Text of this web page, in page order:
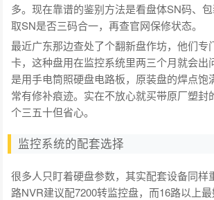
多。现在靠谱的鉴别方法是看盘体SN码、
取SN是否三码合一，再查官网保修状态。
最近广东那边查处了个翻新盘作坊，他们专
卡，这种盘用在监控系统里两三个月就会出
是用手电筒照硬盘电路板，原装盘的焊点饱
常有修补痕迹。实在不放心就买带原厂塑封
个三五十但省心。
监控系统的配套选择
很多人只盯着硬盘参数，其实配套设备同样
路NVR建议配7200转监控盘，而16路以上